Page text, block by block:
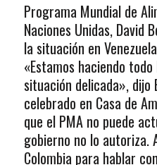
Programa Mundial de
Naciones Unidas, David
la situación en
«Estamos haciendo
situación delicada», dijo
celebrado en Casa de
que el PMA no puede
gobierno no lo autoriza.
Colombia para hablar